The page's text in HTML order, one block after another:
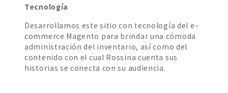
Tecnología
Desarrollamos este sitio con tecnología del e-
commerce Magento para brindar una cómoda
administración del inventario, así como del
contenido con el cual Rossina cuenta sus
historias se conecta con su audiencia.